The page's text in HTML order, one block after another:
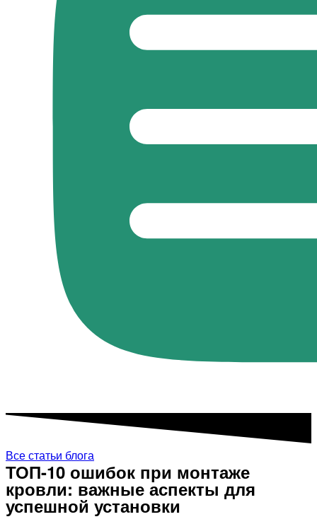
Все статьи блога
ТОП-10 ошибок при монтаже
кровли: важные аспекты для
успешной установки